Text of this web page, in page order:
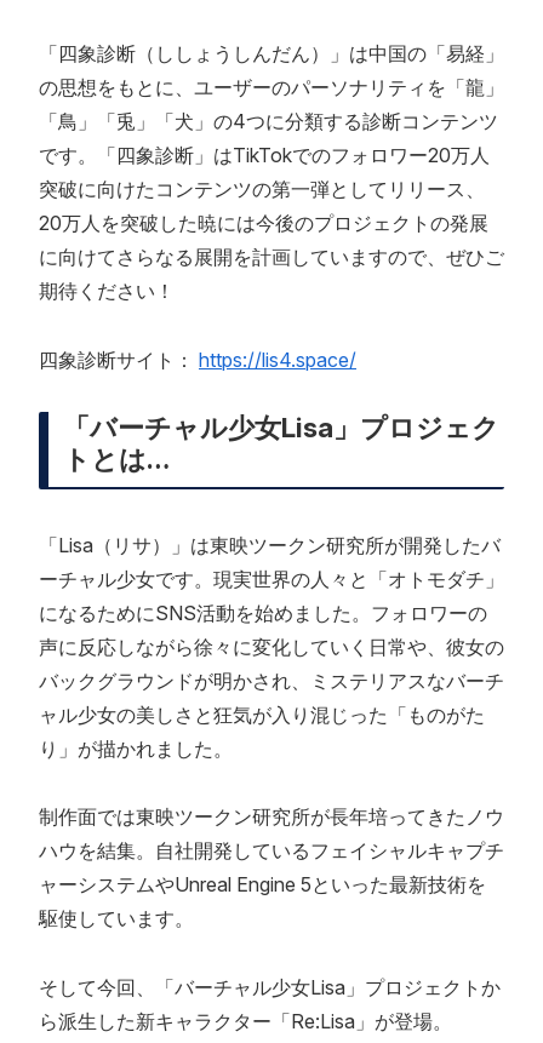
「四象診断（ししょうしんだん）」は中国の「易経」
の思想をもとに、ユーザーのパーソナリティを「龍」
「鳥」「兎」「犬」の4つに分類する診断コンテンツ
です。「四象診断」はTikTokでのフォロワー20万人
突破に向けたコンテンツの第一弾としてリリース、
20万人を突破した暁には今後のプロジェクトの発展
に向けてさらなる展開を計画していますので、ぜひご
期待ください！
四象診断サイト： https://lis4.space/
「バーチャル少女Lisa」プロジェク
トとは…
「Lisa（リサ）」は東映ツークン研究所が開発したバ
ーチャル少女です。現実世界の人々と「オトモダチ」
になるためにSNS活動を始めました。フォロワーの
声に反応しながら徐々に変化していく日常や、彼女の
バックグラウンドが明かされ、ミステリアスなバーチ
ャル少女の美しさと狂気が入り混じった「ものがた
り」が描かれました。
制作面では東映ツークン研究所が長年培ってきたノウ
ハウを結集。自社開発しているフェイシャルキャプチ
ャーシステムやUnreal Engine 5といった最新技術を
駆使しています。
そして今回、「バーチャル少女Lisa」プロジェクトか
ら派生した新キャラクター「Re:Lisa」が登場。